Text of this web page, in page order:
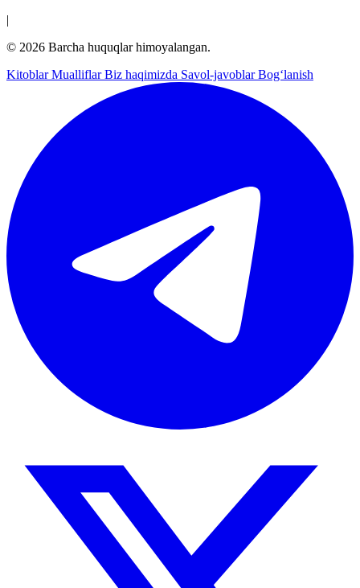
|
© 2026 Barcha huquqlar himoyalangan.
KitoblarMualliflarBiz haqimizda Savol-javoblarBog‘lanish